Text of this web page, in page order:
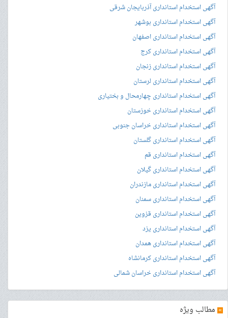
آگهی استخدام استانداری آذربایجان شرقی
آگهی استخدام استانداری بوشهر
آگهی استخدام استانداری اصفهان
آگهی استخدام استانداری کرج
آگهی استخدام استانداری زنجان
آگهی استخدام استانداری لرستان
آگهی استخدام استانداری چهارمحال و بختیاری
آگهی استخدام استانداری خوزستان
آگهی استخدام استانداری خراسان جنوبی
آگهی استخدام استانداری گلستان
آگهی استخدام استانداری قم
آگهی استخدام استانداری گیلان
آگهی استخدام استانداری مازندران
آگهی استخدام استانداری سمنان
آگهی استخدام استانداری قزوین
آگهی استخدام استانداری یزد
آگهی استخدام استانداری همدان
آگهی استخدام استانداری کرمانشاه
آگهی استخدام استانداری خراسان شمالی
» مطالب ویژه